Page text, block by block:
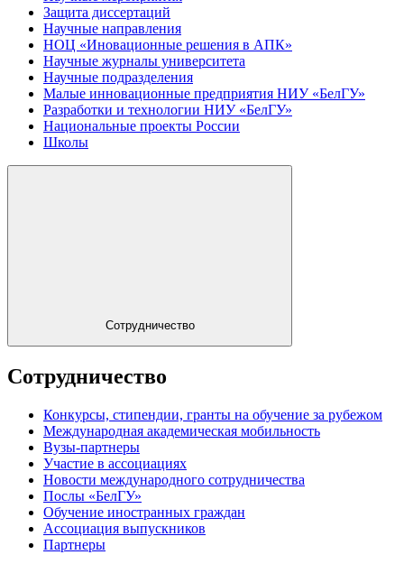
Защита диссертаций
Научные направления
НОЦ «Иновационные решения в АПК»
Научные журналы университета
Научные подразделения
Малые инновационные предприятия НИУ «БелГУ»
Разработки и технологии НИУ «БелГУ»
Национальные проекты России
Школы
Сотрудничество
Сотрудничество
Конкурсы, стипендии, гранты на обучение за рубежом
Международная академическая мобильность
Вузы-партнеры
Участие в ассоциациях
Новости международного сотрудничества
Послы «БелГУ»
Обучение иностранных граждан
Ассоциация выпускников
Партнеры